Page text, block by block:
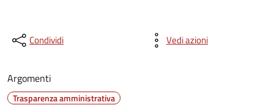
Condividi Vedi azioni
Argomenti
Trasparenza amministrativa